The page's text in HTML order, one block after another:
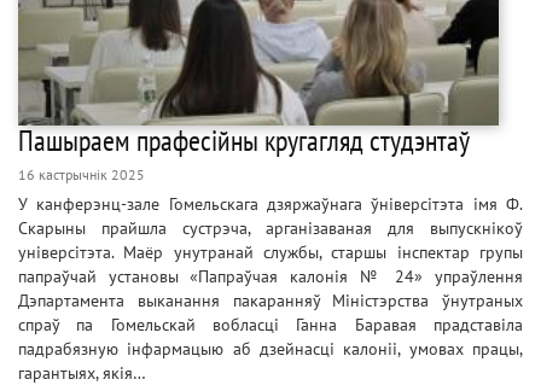
Пашыраем прафесійны кругагляд студэнтаў
16 кастрычнік 2025
У канферэнц-зале Гомельскага дзяржаўнага ўніверсітэта імя Ф.
Скарыны прайшла сустрэча, арганізаваная для выпускнікоў
універсітэта. Маёр унутранай службы, старшы інспектар групы
папраўчай установы «Папраўчая калонія № 24» упраўлення
Дэпартамента выканання пакаранняў Міністэрства ўнутраных
спраў па Гомельскай вобласці Ганна Баравая прадставіла
падрабязную інфармацыю аб дзейнасці калоніі, умовах працы,
гарантыях, якія…